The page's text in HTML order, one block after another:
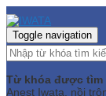
Toggle navigation
Từ khóa được tìm
Anest Iwata, nồi